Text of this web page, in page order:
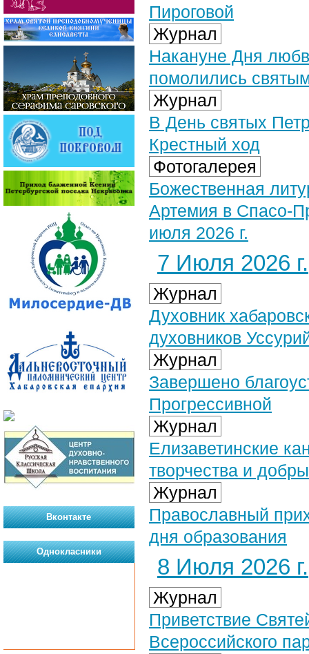
Пироговой
Журнал
Накануне Дня
помолились
Журнал
В День святых
Крестный ход
Фотогалерея
Божественная
Артемия в Спасо-
июля 2026 г.
7 Июля 2026 г.
Журнал
Духовник
духовников
Журнал
Завершено
Прогрессивной
Журнал
Елизаветинские
творчества и
Журнал
Православный
дня образования
8 Июля 2026 г.
Журнал
Приветствие
Всероссийского
Вконтакте
Однокласники